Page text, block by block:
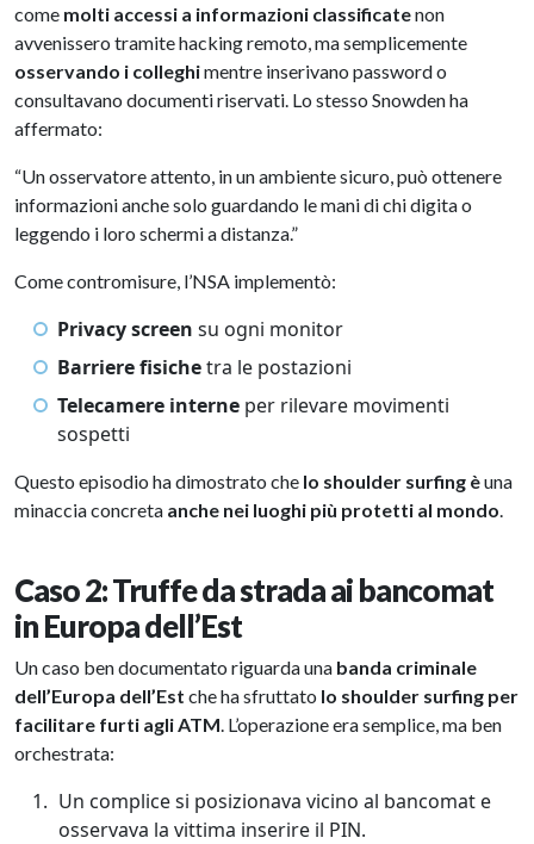
come molti accessi a informazioni classificatenon
avvenissero tramite hacking remoto, ma semplicemente
osservando i colleghimentre inserivano password o
consultavano documenti riservati. Lo stesso Snowden ha
affermato:
“Un osservatore attento, in un ambiente sicuro, può ottenere
informazioni anche solo guardando le mani di chi digita o
leggendo i loro schermi a distanza.”
Come contromisure, l’NSA implementò:
Privacy screen su ogni monitor
Barriere fisichetra le postazioni
Telecamere interne per rilevare movimenti
sospetti
Questo episodio ha dimostrato che lo shoulder surfing èuna
minaccia concreta anche nei luoghi più protetti al mondo.
Caso 2: Truffe da strada ai bancomat
in Europa dell’Est
Un caso ben documentato riguarda una banda criminale
dell’Europa dell’Est che ha sfruttato lo shoulder surfing per
facilitare furti agli ATM. L’operazione era semplice, ma ben
orchestrata:
Un complice si posizionava vicino al bancomat e
osservava la vittima inserire il PIN.